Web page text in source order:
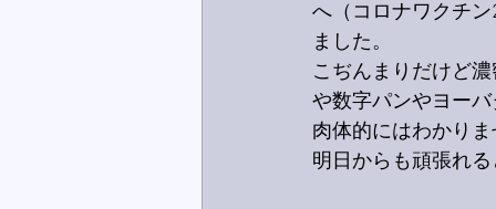
へ（コロナワクチ
ました。
こぢんまりだけど
や数字パンやヨー
肉体的にはわかり
明日からも頑張れ